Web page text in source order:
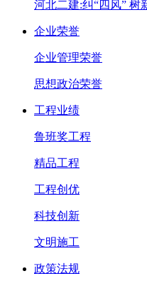
河北二建:纠“四风” 树
企业荣誉
企业管理荣誉
思想政治荣誉
工程业绩
鲁班奖工程
精品工程
工程创优
科技创新
文明施工
政策法规